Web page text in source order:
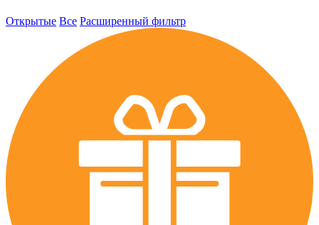
Открытые Все Расширенный фильтр